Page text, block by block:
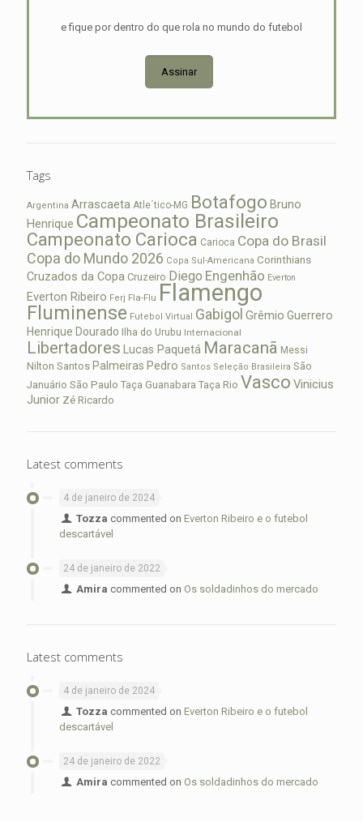
e fique por dentro do que rola no mundo do futebol
Assinar
Tags
Argentina Arrascaeta Atle´tico-MG Botafogo Bruno
Henrique Campeonato Brasileiro
Campeonato Carioca Carioca Copa do Brasil
Copa do Mundo 2026 Copa Sul-Americana Corinthians
Cruzados da Copa Cruzeiro Diego Engenhão Everton
Everton Ribeiro Ferj Fla-Flu Flamengo
Fluminense Futebol Virtual Gabigol Grêmio Guerrero
Henrique Dourado Ilha do Urubu Internacional
Libertadores Lucas Paquetá Maracanã Messi
Nilton Santos Palmeiras Pedro Santos Seleção Brasileira São
Januário São Paulo Taça Guanabara Taça Rio Vasco Vinicius
Junior Zé Ricardo
Latest comments
4 de janeiro de 2024
Tozza commented onEverton Ribeiro e o futebol
descartável
24 de janeiro de 2022
Amira commented onOs soldadinhos do mercado
Latest comments
4 de janeiro de 2024
Tozza commented onEverton Ribeiro e o futebol
descartável
24 de janeiro de 2022
Amira commented onOs soldadinhos do mercado